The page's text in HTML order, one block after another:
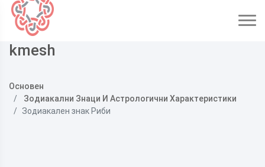
kmesh
Основен
Зодиакални Знаци И Астрологични Характеристики
Зодиакален знак Риби